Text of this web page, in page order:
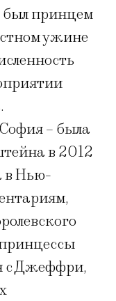
был принцем
ужине
– была
в 2012
в Нью-
с Джеффри,